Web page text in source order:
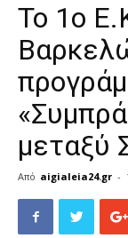
Το 1ο
μεταξύ
Από aigialeia24.gr -